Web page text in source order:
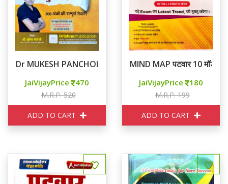
Dr MUKESH PANCHOLI पटवारी 9999+ वस्तुनिष्ठ प्रश्न
JaiVijayPrice 470
M.R.P. 520
ADD TO CART
MIND MAP पटवार 10 मॉडल
JaiVijayPrice 180
M.R.P. 199
ADD TO CART